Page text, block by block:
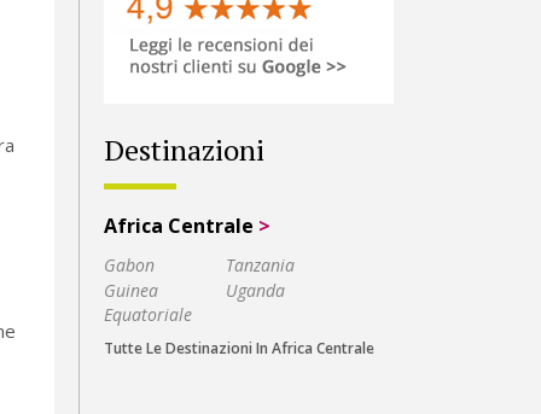
Destinazioni
Africa Centrale >
Gabon
Guinea
Equatoriale
Tanzania
Uganda
Tutte Le Destinazioni In Africa Centrale